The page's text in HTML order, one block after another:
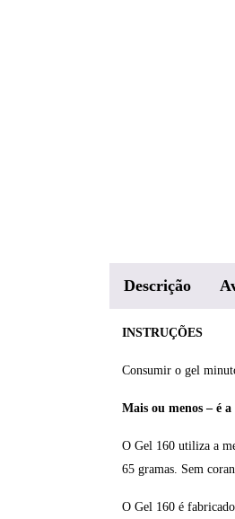
Descrição
INSTRUÇÕES
Consumir o gel
Mais ou menos – é a
O Gel 160 utiliza a
65 gramas. Sem
O Gel 160 é